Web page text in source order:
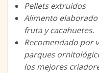
Pellets extruidos
Alimento elaborado
fruta y cacahuetes.
Recomendado por
parques
los mejores